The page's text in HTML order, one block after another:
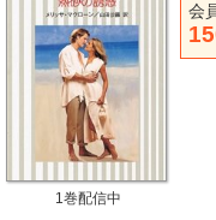
会
1巻配信中